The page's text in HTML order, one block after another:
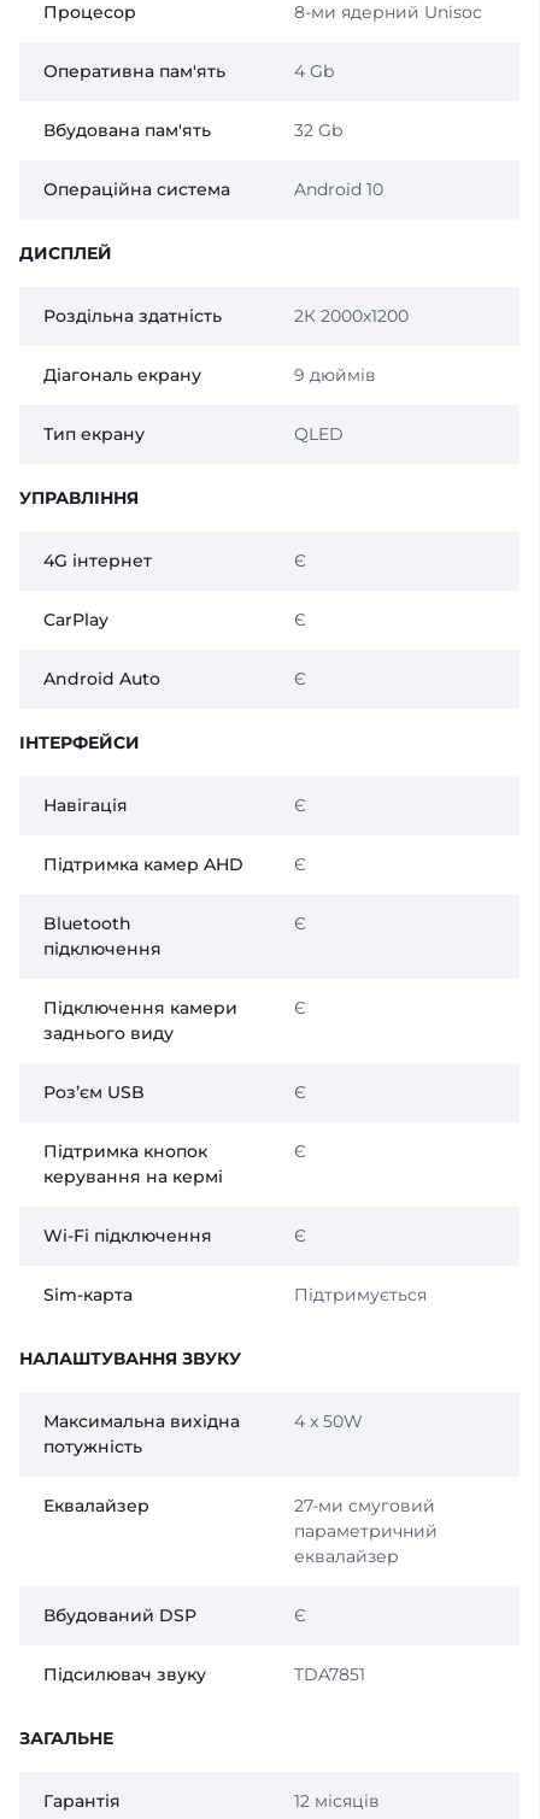
Процесор 8-ми ядерний Unisoc
Оперативна пам'ять 4 Gb
Вбудована пам'ять 32 Gb
Операційна система Android 10
ДИСПЛЕЙ
Роздільна здатність 2К 2000х1200
Діагональ екрану 9 дюймів
Тип екрану QLED
УПРАВЛІННЯ
4G інтернет Є
CarPlay Є
Android Auto Є
ІНТЕРФЕЙСИ
Навігація Є
Підтримка камер AHD Є
Bluetooth
підключення
Є
Підключення камери
заднього виду
Є
Розʼєм USB Є
Підтримка кнопок
керування на кермі
Є
Wi-Fi підключення Є
Sim-карта Підтримується
НАЛАШТУВАННЯ ЗВУКУ
Максимальна вихідна
потужність
4 x 50W
Еквалайзер
27-ми смуговий
параметричний
еквалайзер
Вбудований DSP Є
Підсилювач звуку TDA7851
ЗАГАЛЬНЕ
Гарантія 12 місяців